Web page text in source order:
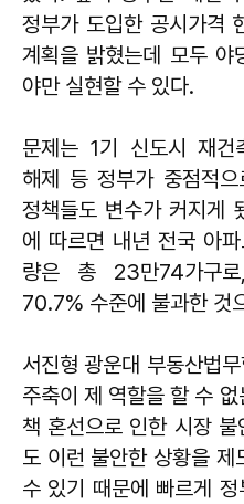
정부가 도입한 공시가격
계획을 밝혔는데 모두 야
야만 실현할 수 있다.
문제는 1기 신도시 재건
해제 등 정부가 중점적
정책들도 변수가 커지게
에 따르면 내년 전국 아
량은 총 23만74가구
70.7% 수준에 불과한 것
서진형 광운대 부동산법
주축이 제 역할을 할 수
책 혼선으로 인한 시장
도 이런 불안한 상황을 제
수 있기 때문에 빠르게